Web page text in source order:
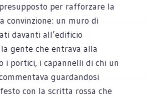
per rafforzare la
convinzione: un muro di
davanti all’edificio
gente che entrava alla
i portici, i capannelli di chi un
guardandosi
con la scritta rossa che